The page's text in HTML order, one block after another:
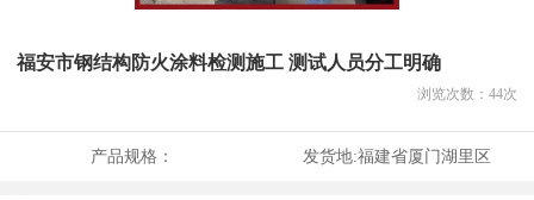
福安市钢结构防火涂料检测施工 测试人员分工明确
浏览次数： 44次
产品规格： 发货地:福建省厦门湖里区